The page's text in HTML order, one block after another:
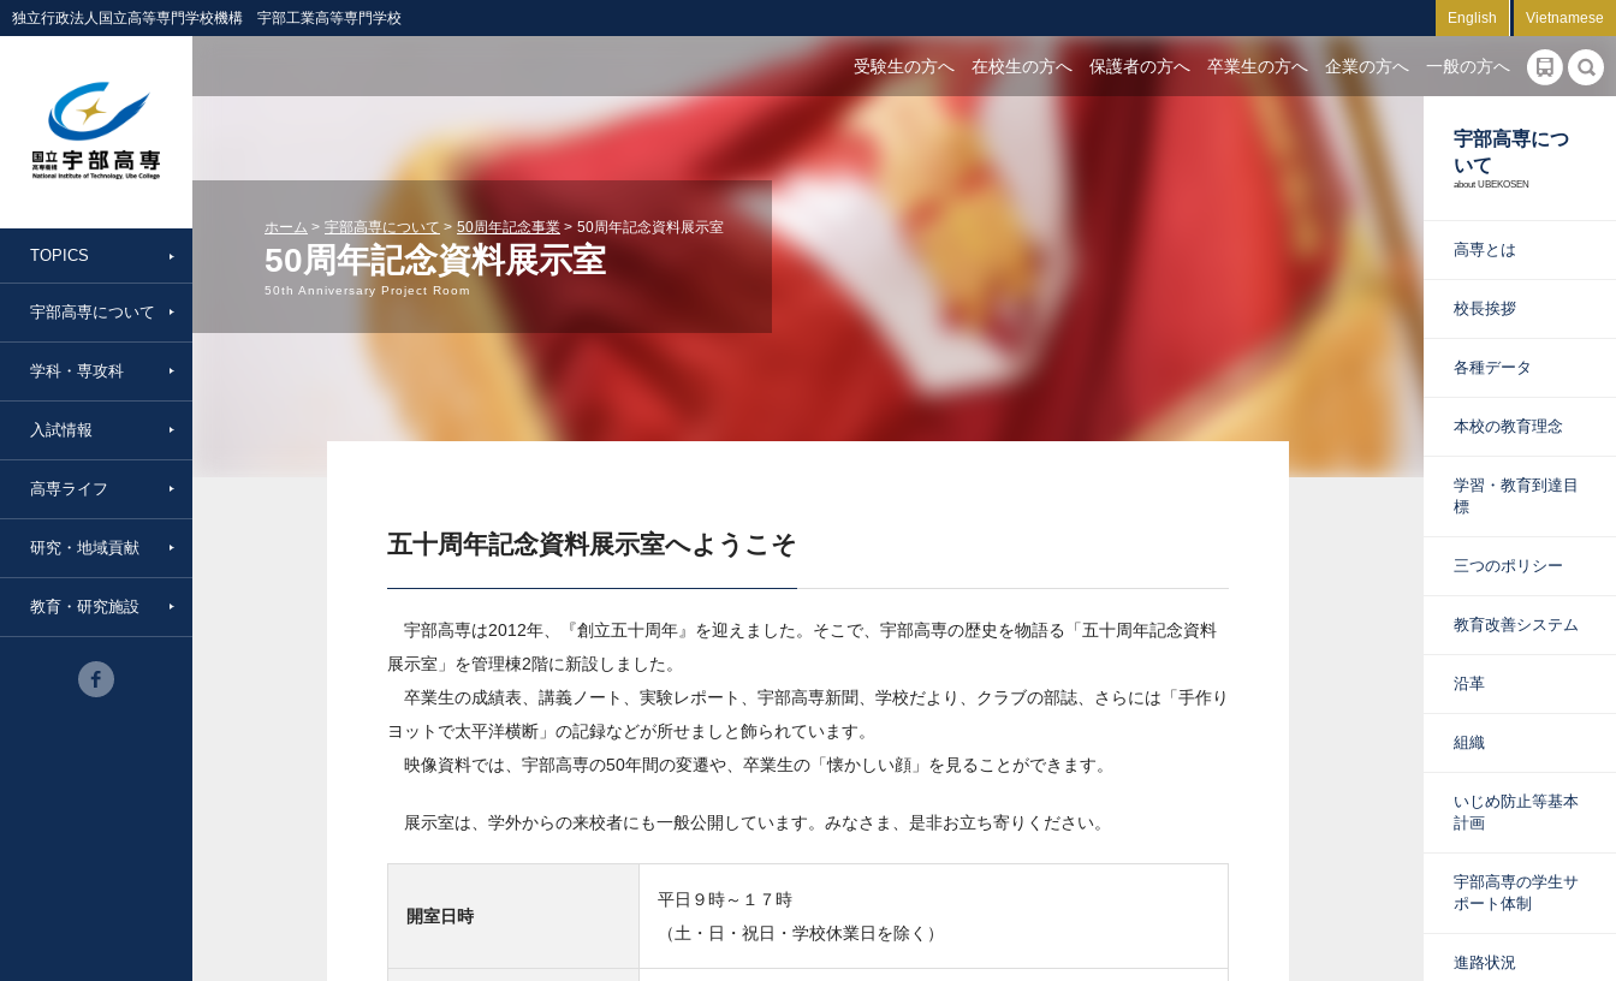
独立行政法人国立高等専門学校機構 宇部工業高等専門学校 English Vietnamese
TOPICS
宇部高専について
学科・専攻科
入試情報
高専ライフ
研究・地域貢献
教育・研究施設
受験生の方へ 在校生の方へ 保護者の方へ 卒業生の方へ 企業の方へ 一般の方へ
ホーム 宇部高専について 50周年記念事業 50周年記念資料展示室
50周年記念資料展示室
50th Anniversary Project Room
五十周年記念資料展示室へようこそ
宇部高専は2012年、『創立五十周年』を迎えました。そこで、宇部高専の歴史を物語る「五十周年記念資料
展示室」を管理棟2階に新設しました。
卒業生の成績表、講義ノート、実験レポート、宇部高専新聞、学校だより、クラブの部誌、さらには「手作り
ヨットで太平洋横断」の記録などが所せましと飾られています。
映像資料では、宇部高専の50年間の変遷や、卒業生の「懐かしい顔」を見ることができます。
展示室は、学外からの来校者にも一般公開しています。みなさま、是非お立ち寄りください。
開室日時
平日９時～１７時
（土・日・祝日・学校休業日を除く）
宇部高専につ
いて
about UBEKOSEN
高専とは
校長挨拶
各種データ
本校の教育理念
学習・教育到達目
標
三つのポリシー
教育改善システム
沿革
組織
いじめ防止等基本
計画
宇部高専の学生サ
ポート体制
進路状況